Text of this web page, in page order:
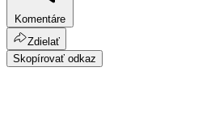
Komentáre
Zdielať
Skopírovať odkaz